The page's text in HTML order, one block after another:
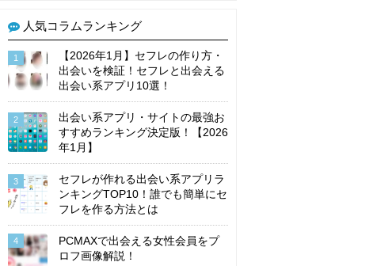
人気コラムランキング
1
【2026年1月】セフレの作り方・
出会いを検証！セフレと出会える
出会い系アプリ10選！
2
出会い系アプリ・サイトの最強お
すすめランキング決定版！【2026
年1月】
3
セフレが作れる出会い系アプリラ
ンキングTOP10！誰でも簡単にセ
フレを作る方法とは
4
PCMAXで出会える女性会員をプ
ロフ画像解説！